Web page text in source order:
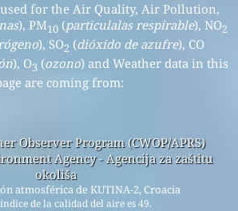
used for the Air Quality, Air Pollution,
), PM10 (particulalas respirable), NO2
), SO2 (dióxido de azufre), CO
), O3 (ozono) and Weather data in this
are coming from:
Observer Program (CWOP/APRS)
Agency - Agencija za zaštitu
okoliša
atmosférica de KUTINA-2, Croacia
de la calidad del aire es 49.